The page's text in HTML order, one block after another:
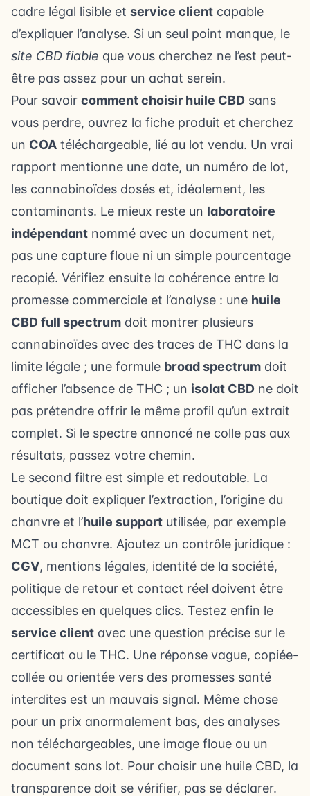
cadre légal lisible et service client capable
d’expliquer l’analyse. Si un seul point manque, le
site CBD fiable que vous cherchez ne l’est peut-
être pas assez pour un achat serein.
Pour savoir comment choisir huile CBD sans
vous perdre, ouvrez la fiche produit et cherchez
un COA téléchargeable, lié au lot vendu. Un vrai
rapport mentionne une date, un numéro de lot,
les cannabinoïdes dosés et, idéalement, les
contaminants. Le mieux reste un laboratoire
indépendant nommé avec un document net,
pas une capture floue ni un simple pourcentage
recopié. Vérifiez ensuite la cohérence entre la
promesse commerciale et l’analyse : une huile
CBD full spectrum doit montrer plusieurs
cannabinoïdes avec des traces de THC dans la
limite légale ; une formule broad spectrum doit
afficher l’absence de THC ; un isolat CBD ne doit
pas prétendre offrir le même profil qu’un extrait
complet. Si le spectre annoncé ne colle pas aux
résultats, passez votre chemin.
Le second filtre est simple et redoutable. La
boutique doit expliquer l’extraction, l’origine du
chanvre et l’huile support utilisée, par exemple
MCT ou chanvre. Ajoutez un contrôle juridique :
CGV, mentions légales, identité de la société,
politique de retour et contact réel doivent être
accessibles en quelques clics. Testez enfin le
service client avec une question précise sur le
certificat ou le THC. Une réponse vague, copiée-
collée ou orientée vers des promesses santé
interdites est un mauvais signal. Même chose
pour un prix anormalement bas, des analyses
non téléchargeables, une image floue ou un
document sans lot. Pour choisir une huile CBD, la
transparence doit se vérifier, pas se déclarer.